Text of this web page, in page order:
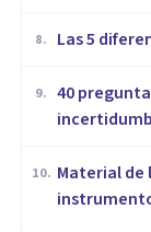
8. Las 5
9. 40
10. Material